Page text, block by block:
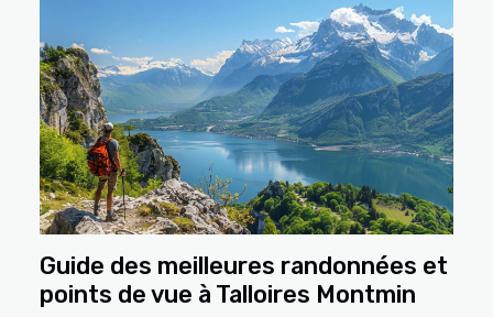
Guide des meilleures randonnées et
points de vue à Talloires Montmin